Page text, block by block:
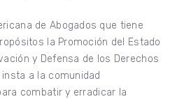
de Abogados que tiene
la Promoción del Estado
y Defensa de los Derechos
a la comunidad
combatir y erradicar la